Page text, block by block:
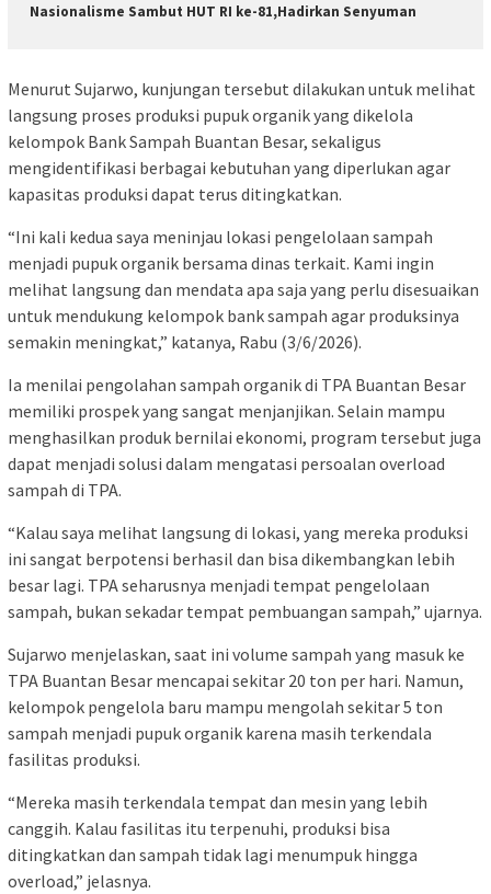
Nasionalisme Sambut HUT RI ke-81,Hadirkan Senyuman
Menurut Sujarwo, kunjungan tersebut dilakukan untuk melihat
langsung proses produksi pupuk organik yang dikelola
kelompok Bank Sampah Buantan Besar, sekaligus
mengidentifikasi berbagai kebutuhan yang diperlukan agar
kapasitas produksi dapat terus ditingkatkan.
“Ini kali kedua saya meninjau lokasi pengelolaan sampah
menjadi pupuk organik bersama dinas terkait. Kami ingin
melihat langsung dan mendata apa saja yang perlu disesuaikan
untuk mendukung kelompok bank sampah agar produksinya
semakin meningkat,” katanya, Rabu (3/6/2026).
Ia menilai pengolahan sampah organik di TPA Buantan Besar
memiliki prospek yang sangat menjanjikan. Selain mampu
menghasilkan produk bernilai ekonomi, program tersebut juga
dapat menjadi solusi dalam mengatasi persoalan overload
sampah di TPA.
“Kalau saya melihat langsung di lokasi, yang mereka produksi
ini sangat berpotensi berhasil dan bisa dikembangkan lebih
besar lagi. TPA seharusnya menjadi tempat pengelolaan
sampah, bukan sekadar tempat pembuangan sampah,” ujarnya.
Sujarwo menjelaskan, saat ini volume sampah yang masuk ke
TPA Buantan Besar mencapai sekitar 20 ton per hari. Namun,
kelompok pengelola baru mampu mengolah sekitar 5 ton
sampah menjadi pupuk organik karena masih terkendala
fasilitas produksi.
“Mereka masih terkendala tempat dan mesin yang lebih
canggih. Kalau fasilitas itu terpenuhi, produksi bisa
ditingkatkan dan sampah tidak lagi menumpuk hingga
overload,” jelasnya.